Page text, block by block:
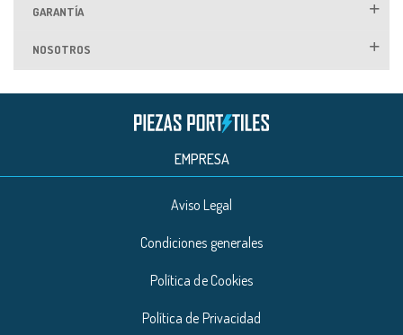
GARANTÍA
NOSOTROS
EMPRESA
Aviso Legal
Condiciones generales
Política de Cookies
Política de Privacidad